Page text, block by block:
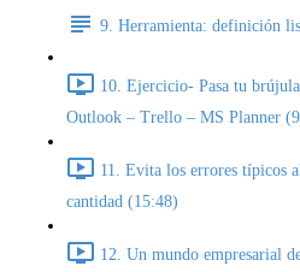
9. Herramienta: definición
10. Ejercicio- Pasa tu
Outlook – Trello – MS Planner
11. Evita los errores típicos
cantidad (15:48)
12. Un mundo empresarial